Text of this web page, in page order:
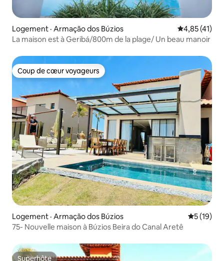
Logement · Armação dos Búzios Note
4,85 (41)
La maison est à Geribá/800m de la plage/ Un beau manoir
Coup de cœur voyageurs
Coup de cœur voyageurs
Logement · Armação dos Búzios Note
5 (19)
75- Nouvelle maison à Búzios Beira do Canal Aretê
Superhôte